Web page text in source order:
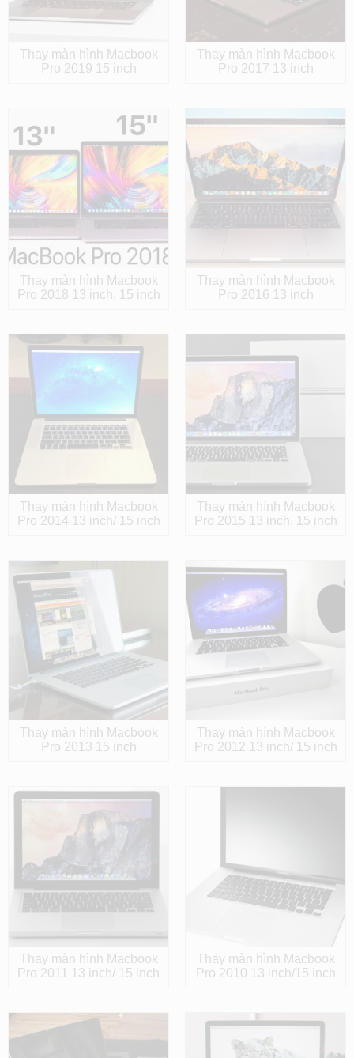
Thay màn hình Macbook
Pro 2019 15 inch
Thay màn hình Macbook
Pro 2017 13 inch
Thay màn hình Macbook
Pro 2018 13 inch, 15 inch
Thay màn hình Macbook
Pro 2016 13 inch
Thay màn hình Macbook
Pro 2014 13 inch/ 15 inch
Thay màn hình Macbook
Pro 2015 13 inch, 15 inch
Thay màn hình Macbook
Pro 2013 15 inch
Thay màn hình Macbook
Pro 2012 13 inch/ 15 inch
Thay màn hình Macbook
Pro 2011 13 inch/ 15 inch
Thay màn hình Macbook
Pro 2010 13 inch/15 inch